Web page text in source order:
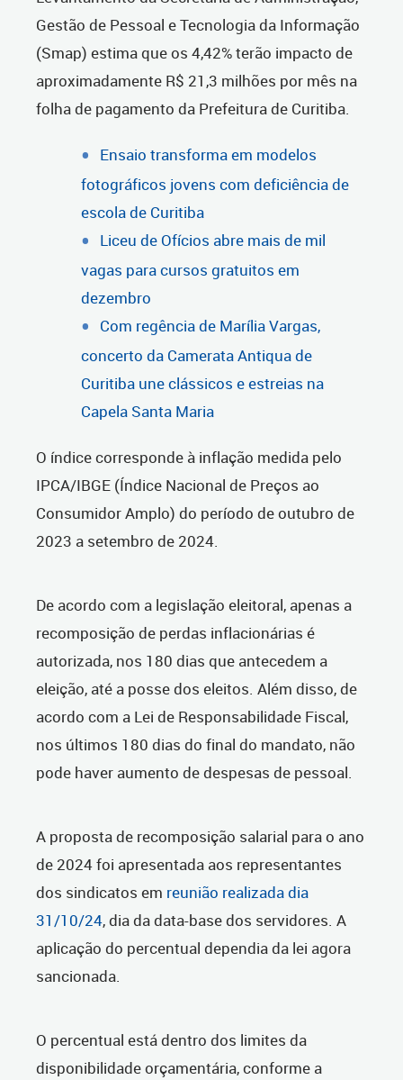
Gestão de Pessoal e Tecnologia da Informação
(Smap) estima que os 4,42% terão impacto de
aproximadamente R$ 21,3 milhões por mês na
folha de pagamento da Prefeitura de Curitiba.
Ensaio transforma em modelos
fotográficos jovens com deficiência de
escola de Curitiba
Liceu de Ofícios abre mais de mil
vagas para cursos gratuitos em
dezembro
Com regência de Marília Vargas,
concerto da Camerata Antiqua de
Curitiba une clássicos e estreias na
Capela Santa Maria
O índice corresponde à inflação medida pelo
IPCA/IBGE (Índice Nacional de Preços ao
Consumidor Amplo) do período de outubro de
2023 a setembro de 2024.
De acordo com a legislação eleitoral, apenas a
recomposição de perdas inflacionárias é
autorizada, nos 180 dias que antecedem a
eleição, até a posse dos eleitos. Além disso, de
acordo com a Lei de Responsabilidade Fiscal,
nos últimos 180 dias do final do mandato, não
pode haver aumento de despesas de pessoal.
A proposta de recomposição salarial para o ano
de 2024 foi apresentada aos representantes
dos sindicatos em reunião realizada dia
31/10/24, dia da data-base dos servidores. A
aplicação do percentual dependia da lei agora
sancionada.
O percentual está dentro dos limites da
disponibilidade orçamentária, conforme a